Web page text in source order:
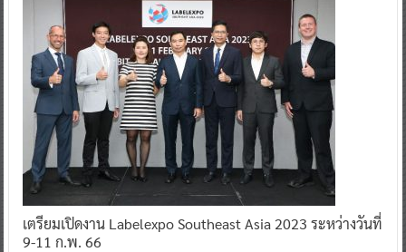
เตรียมเปิดงาน Labelexpo Southeast Asia 2023 ระหว่างวันที่
9-11 ก.พ. 66